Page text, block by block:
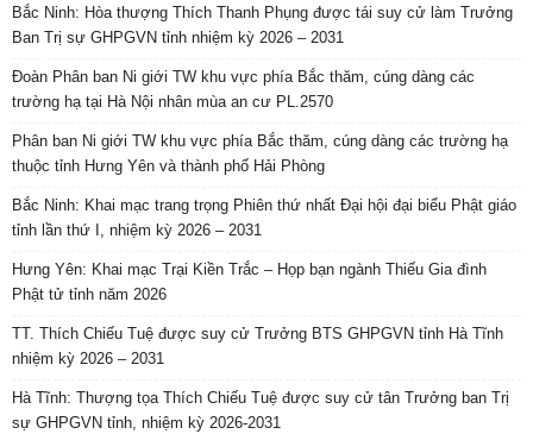
Bắc Ninh: Hòa thượng Thích Thanh Phụng được tái suy cử làm Trưởng
Ban Trị sự GHPGVN tỉnh nhiệm kỳ 2026 – 2031
Đoàn Phân ban Ni giới TW khu vực phía Bắc thăm, cúng dàng các
trường hạ tại Hà Nội nhân mùa an cư PL.2570
Phân ban Ni giới TW khu vực phía Bắc thăm, cúng dàng các trường hạ
thuộc tỉnh Hưng Yên và thành phố Hải Phòng
Bắc Ninh: Khai mạc trang trọng Phiên thứ nhất Đại hội đại biểu Phật giáo
tỉnh lần thứ I, nhiệm kỳ 2026 – 2031
Hưng Yên: Khai mạc Trại Kiền Trắc – Họp bạn ngành Thiếu Gia đình
Phật tử tỉnh năm 2026
TT. Thích Chiếu Tuệ được suy cử Trưởng BTS GHPGVN tỉnh Hà Tĩnh
nhiệm kỳ 2026 – 2031
Hà Tĩnh: Thượng tọa Thích Chiếu Tuệ được suy cử tân Trưởng ban Trị
sự GHPGVN tỉnh, nhiệm kỳ 2026-2031